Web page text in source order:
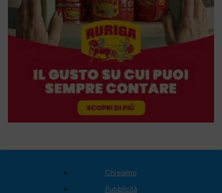
Chi siamo
Pubblicità